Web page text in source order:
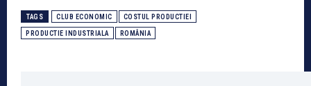
TAGS CLUB ECONOMIC COSTUL PRODUCTIEI
PRODUCTIE INDUSTRIALA ROMÂNIA